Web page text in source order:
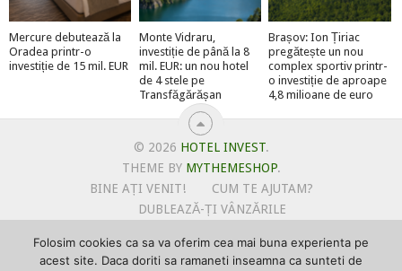
Mercure debutează la
Oradea printr-o
investiție de 15 mil. EUR
Monte Vidraru,
investiție de până la 8
mil. EUR: un nou hotel
de 4 stele pe
Transfăgărășan
Brașov: Ion Țiriac
pregătește un nou
complex sportiv printr-
o investiție de aproape
4,8 milioane de euro
© 2026 HOTEL INVEST.
THEME BY MYTHEMESHOP.
BINE AȚI VENIT!
CUM TE AJUTAM?
DUBLEAZĂ-ȚI VÂNZĂRILE
POLITICA DE UTILIZARE COOKIE-URI
Folosim cookies ca sa va oferim cea mai buna experienta pe
acest site. Daca doriti sa ramaneti inseamna ca sunteti de